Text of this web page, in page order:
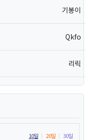
기봉이
Qkfo
리릭
10일 20일 30일